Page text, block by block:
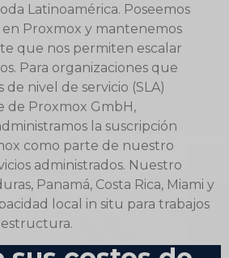
Latinoamérica. Poseemos
Proxmox y mantenemos
que nos permiten escalar
Para organizaciones que
nivel de servicio (SLA)
de Proxmox GmbH,
la suscripción
como parte de nuestro
administrados. Nuestro
Panamá, Costa Rica, Miami y
local in situ para trabajos